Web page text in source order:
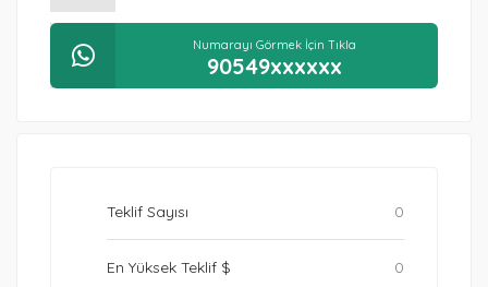
Numarayı Görmek İçin Tıkla
90549xxxxxx
Teklif Sayısı 0
En Yüksek Teklif $ 0